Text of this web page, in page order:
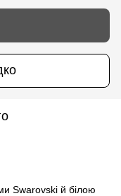
Swarovski й білою